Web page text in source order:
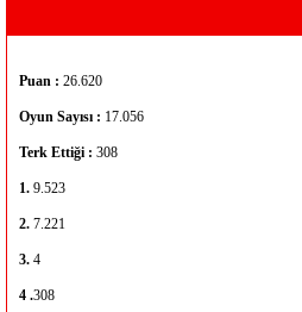
Puan : 26.620
Oyun Sayısı : 17.056
Terk Ettiği : 308
1. 9.523
2. 7.221
3. 4
4 .308